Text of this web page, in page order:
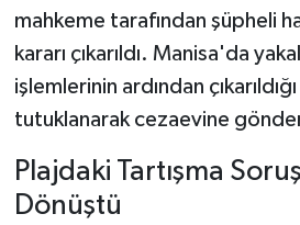
mahkeme tarafından şüpheli
kararı çıkarıldı. Manisa'da
işlemlerinin ardından
tutuklanarak cezaevine
Plajdaki Tartışma
Dönüştü